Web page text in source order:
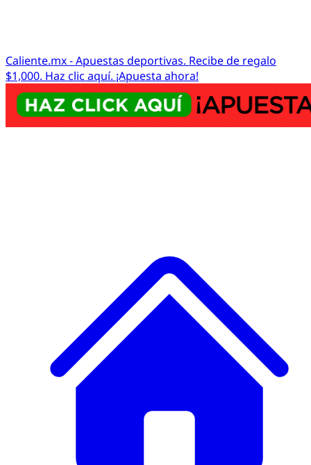
Caliente.mx - Apuestas deportivas. Recibe de regalo
$1,000. Haz clic aquí. ¡Apuesta ahora!